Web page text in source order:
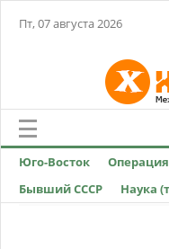
Пт, 07 августа 2026
Юго-Восток
Бывший СССР
Наука